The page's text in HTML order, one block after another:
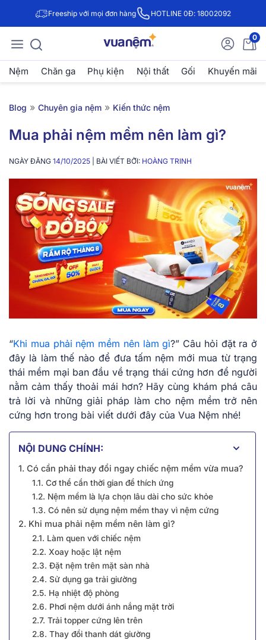
Freeship với mọi đơn hàng HOTLINE 0Đ: 18002092
0
Nệm Chăn ga Phụ kiện Nội thất Gối Khuyến mãi
Blog » Chuyên gia nệm » Kiến thức nệm
Mua phải nệm mềm nên làm gì?
NGÀY ĐĂNG 14/10/2025 | BÀI VIẾT BỞI: HOÀNG TRINH
“Khi mua phải nệm mềm nên làm gì?” Câu hỏi đặt ra ở
đây là làm thế nào để đưa tấm nệm mới mua từ trạng
thái mềm mại ban đầu về trạng thái cứng hơn để người
nằm cảm thấy thoải mái hơn? Hãy cùng khám phá câu
trả lời và những giải pháp làm cho nệm mềm trở nên
cứng hơn trong bài viết dưới đây của Vua Nệm nhé!
NỘI DUNG CHÍNH:
1. Có cần phải thay đổi ngay chiếc nệm mềm vừa mua?
1.1. Cơ thể cần thời gian để thích ứng
1.2. Nệm mềm là lựa chọn lâu dài cho sức khỏe
1.3. Có nên sử dụng nệm mềm thay vì nệm cứng
2. Khi mua phải nệm mềm nên làm gì?
2.1. Làm quen với chiếc nệm
2.2. Xoay hoặc lật nệm
2.3. Đặt nệm trên mặt sàn nhà
2.4. Sử dụng ga trải giường
2.5. Hạ nhiệt độ phòng
2.6. Phơi nệm dưới ánh nắng mặt trời
2.7. Trải topper cứng lên trên
2.8. Thay đổi thanh dát giường